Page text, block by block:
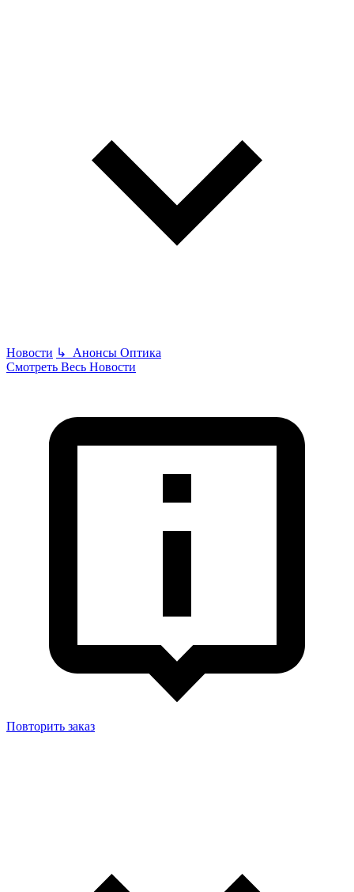
Новости ↳ Анонсы Оптика
Смотреть Весь Новости
Повторить заказ